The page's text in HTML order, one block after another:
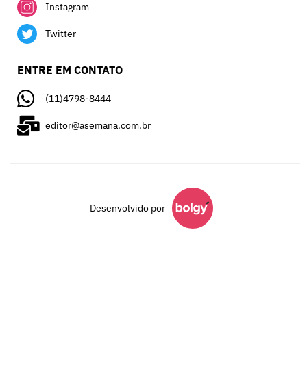
Instagram
Twitter
ENTRE EM CONTATO
(11)4798-8444
editor@asemana.com.br
Desenvolvido por